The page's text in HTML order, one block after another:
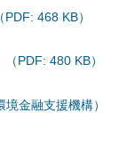
468 KB）
PDF: 480 KB）
金融支援機構）